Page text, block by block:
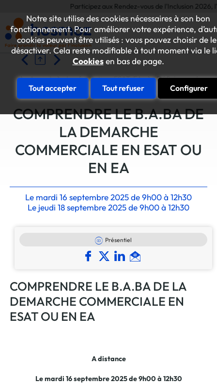
Notre site utilise des cookies nécessaires à son bon
fonctionnement. Pour améliorer votre expérience,
cookies peuvent être utilisés : vous pouvez choisir de
désactiver. Cela reste modifiable à tout moment via le
Cookiesen bas de page.
Tout accepter Tout refuser Configurer
Participez aux Rendez-vous de l'Inclusion
Accueil Les formations ESAT-EA Définir son offre
COMPRENDRE LE B.A.BA DE
LA DEMARCHE
COMMERCIALE EN ESAT OU
EN EA
Le mardi 16 septembre 2025 de 9h00 à 12h30
Le jeudi 18 septembre 2025 de 9h00 à 12h30
Présentiel
COMPRENDRE LE B.A.BA DE LA
DEMARCHE COMMERCIALE EN
ESAT OU EN EA
A distance
Le mardi 16 septembre 2025 de 9h00 à 12h30